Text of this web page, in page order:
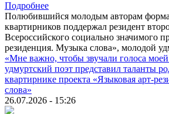
Подробнее
Полюбившийся молодым авторам
квартирников поддержал резидент
Всероссийского социально значимого
резиденция. Музыка слова», молодой
«Мне важно, чтобы звучали голоса
удмуртский поэт представил таланты
квартирнике проекта «Языковая арт-
слова»
26.07.2026 - 15:26